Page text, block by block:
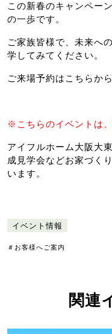
この新春のキャンペー
の一歩です。
ご家族皆様で、未来へ
学してみてください。
ご来場予約はこちらか
※こちらのイベントは
アイフルホーム大阪大
成見学会などお家づく
います。
イベント情報
＃お客様へご案内
関連